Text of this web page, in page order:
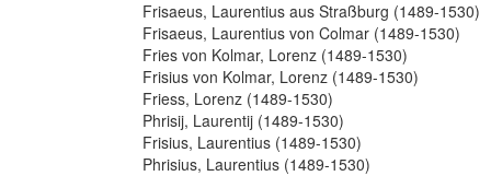
Frisaeus, Laurentius aus Straßburg (1489-1530)
Frisaeus, Laurentius von Colmar (1489-1530)
Fries von Kolmar, Lorenz (1489-1530)
Frisius von Kolmar, Lorenz (1489-1530)
Friess, Lorenz (1489-1530)
Phrisij, Laurentij (1489-1530)
Frisius, Laurentius (1489-1530)
Phrisius, Laurentius (1489-1530)